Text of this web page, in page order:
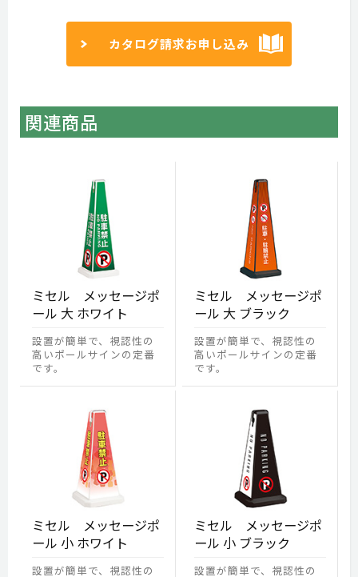
カタログ請求お申し込み
関連商品
ミセル メッセージポ
ール 大 ホワイト
設置が簡単で、視認性の
高いポールサインの定番
です。
ミセル メッセージポ
ール 大 ブラック
設置が簡単で、視認性の
高いポールサインの定番
です。
ミセル メッセージポ
ール 小 ホワイト
設置が簡単で、視認性の
ミセル メッセージポ
ール 小 ブラック
設置が簡単で、視認性の